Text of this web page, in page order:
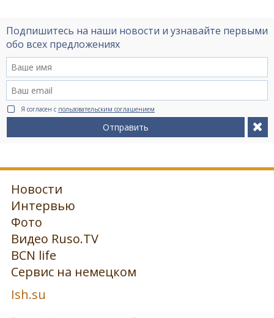
Подпишитесь на наши новости и узнавайте первыми
обо всех предложениях
Я согласен с пользовательским соглашением
Отправить
Новости
Интервью
Фото
Видео Ruso.TV
BCN life
Сервис на немецком
Ish.su